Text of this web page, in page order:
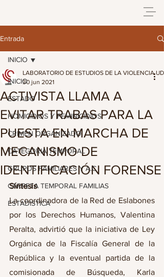
Entrada
INICIO
ESTADO
HOMICIDIOS Y FEMINICIDIOS
CRIMEN ORGANIZADO
CATEGORIA TEMPORAL
GRUPOS FAMILIARES Y A.C
CARPETA TEMPORAL FAMILIAS
ESTADISTICA
INICIO
ACTIVISTA LLAMA A
EVITAR TRABAS PARA LA
PUESTA EN MARCHA DE
MECANISMO DE
IDENTIFICACIÓN FORENSE
LABORATORIO DE ESTUDIOS DE LA VIOLENCIA
30 jun 2021
Síntesis
La coordinadora de la Red de Eslabones
por los Derechos Humanos, Valentina
Peralta, advirtió que la iniciativa de Ley
Orgánica de la Fiscalía General de la
República y la eventual partida de la
comisionada de Búsqueda, Karla